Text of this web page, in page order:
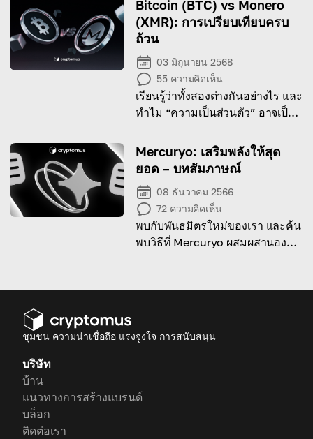
Bitcoin (BTC) vs Monero
(XMR): การเปรียบเทียบครบ
ถ้วน
03 มิถุนายน 2568
55 ความคิดเห็น
เรียนรู้ว่าทั้งสองต่างกันอย่างไร และ
ทำไม “ความเป็นส่วนตัว” อาจเป็น
Mercuryo: เสริมพลังให้สุด
ยอด – บทสัมภาษณ์
08 ธันวาคม 2566
72 ความคิดเห็น
พบกับพันธมิตรใหม่ของเรา และค้น
พบวิธีที่ Mercuryo ผสมผสานองค์
ชุมชน ความน่าเชื่อถือ แรงจูงใจ การสนับสนุน
บริษัท
บ้าน
แนวทางการสร้างแบรนด์
บล็อก
ติดต่อเรา